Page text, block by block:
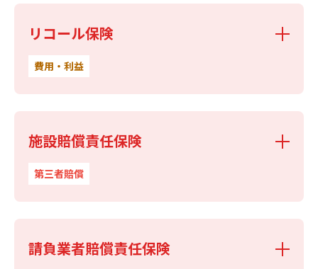
リコール保険
費用・利益
施設賠償責任保険
第三者賠償
請負業者賠償責任保険